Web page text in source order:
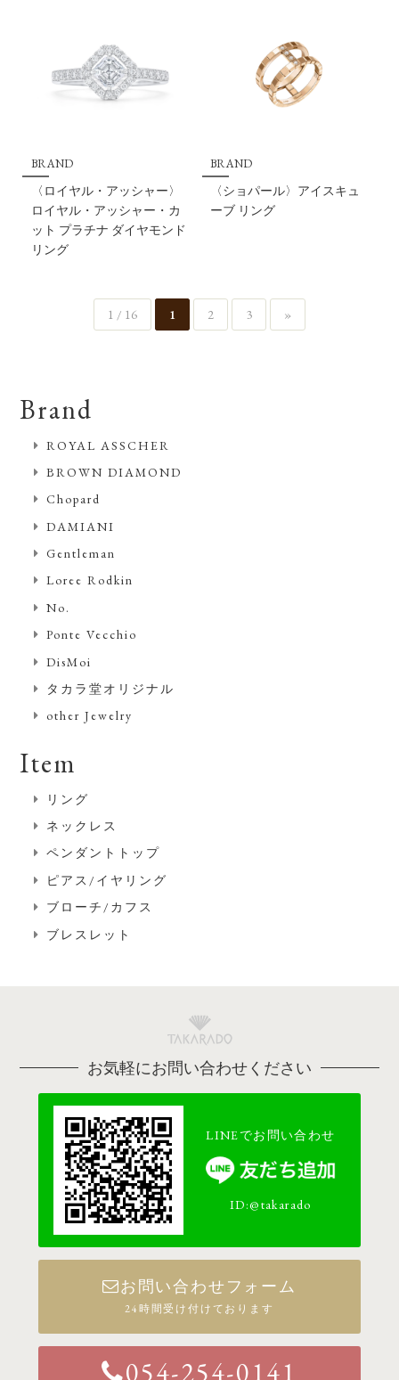
BRAND
〈ロイヤル・アッシャー〉
ロイヤル・アッシャー・カ
ット プラチナ ダイヤモンド
リング
BRAND
〈ショパール〉アイスキュ
ーブ リング
1 / 16 1 2 3 »
Brand
ROYAL ASSCHER
BROWN DIAMOND
Chopard
DAMIANI
Gentleman
Loree Rodkin
No.
Ponte Vecchio
DisMoi
タカラ堂オリジナル
other Jewelry
Item
リング
ネックレス
ペンダントトップ
ピアス/イヤリング
ブローチ/カフス
ブレスレット
お気軽にお問い合わせください
LINEでお問い合わせ
ID:@takarado
お問い合わせフォーム
24時間受け付けております
054-254-0141